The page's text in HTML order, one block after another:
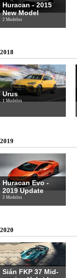
Huracan - 2015
New Model
2 Modelos
2018
Urus
1 Modelos
2019
Huracan Evo -
2019 Update
3 Modelos
2020
Sián FKP 37 Mid-